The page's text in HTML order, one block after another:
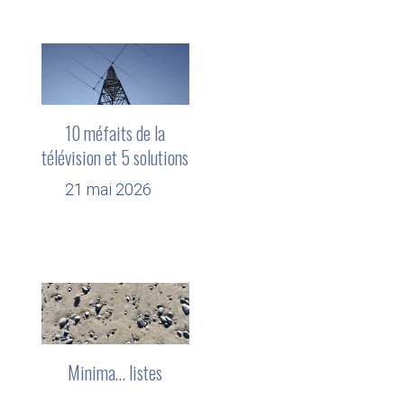
10 méfaits de la
télévision et 5 solutions
21 mai 2026
Minima… listes